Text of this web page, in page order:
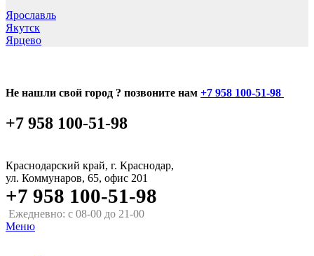
Ярославль
Якутск
Ярцево
Не нашли свой город ? позвоните нам +7 958 100-51-98
+7 958 100-51-98
Краснодарский край, г. Краснодар,
ул. Коммунаров, 65, офис 201
+7 958 100-51-98
Ежедневно: с 08-00 до 21-00
Меню